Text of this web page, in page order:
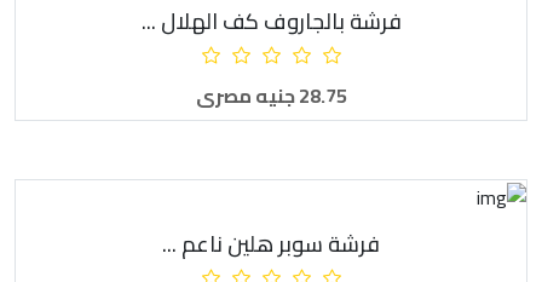
أضف للطلبية
فرشة بالجاروف كف الهلال ...
28.75 جنيه مصرى
أضف للطلبية
فرشة سوبر هلين ناعم ...